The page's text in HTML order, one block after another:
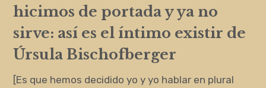
hicimos de portada y ya no
sirve: así es el íntimo existir de
Úrsula Bischofberger
[Es que hemos decidido yo y yo hablar en plural